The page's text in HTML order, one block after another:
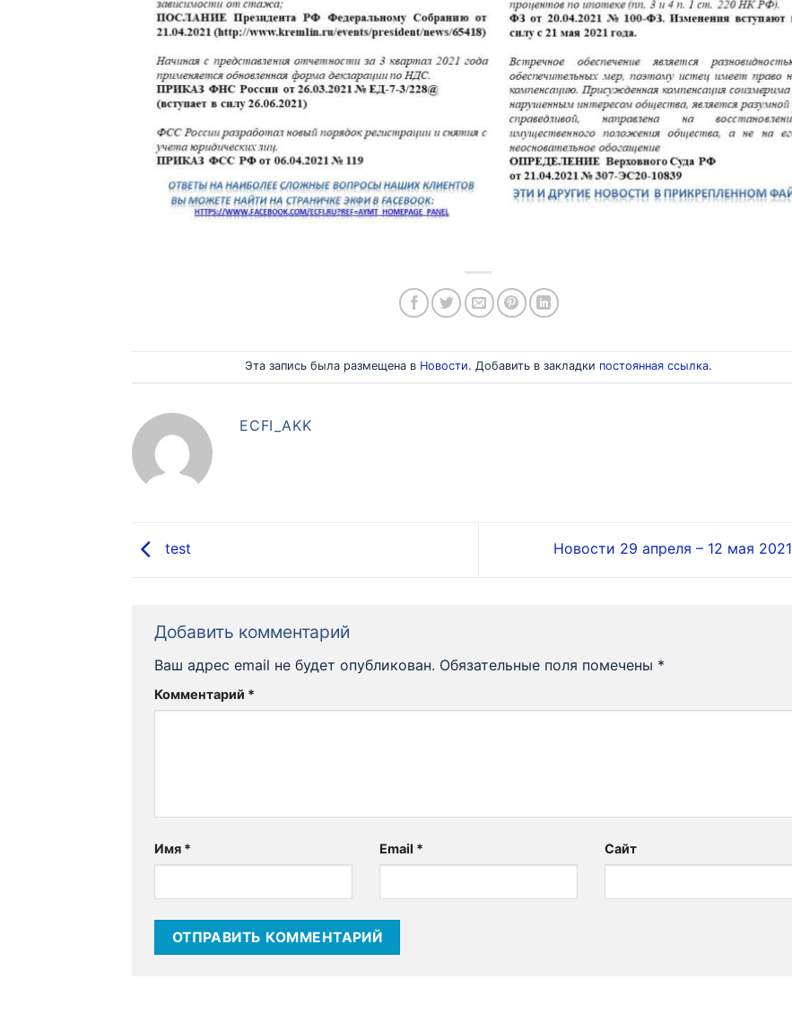
Эта запись была размещена в Новости. Добавить в закладки постоянная ссылка.
ECFI_AKK
test Новости 29 апреля – 12 мая 2021
Добавить комментарий
Ваш адрес email не будет опубликован. Обязательные поля помечены *
Комментарий *
Имя * Email * Сайт